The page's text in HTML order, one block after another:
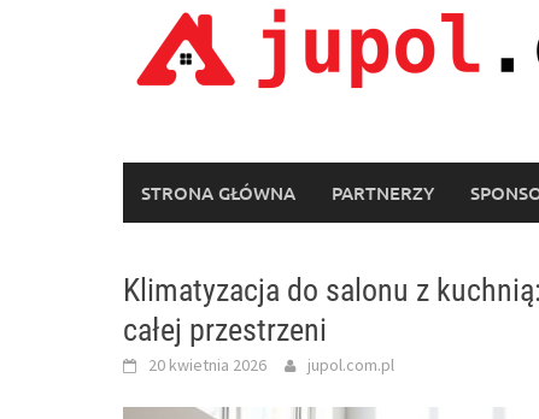
STRONA GŁÓWNA PARTNERZY
Klimatyzacja do salonu z
całej przestrzeni
20 kwietnia 2026 jupol.com.pl